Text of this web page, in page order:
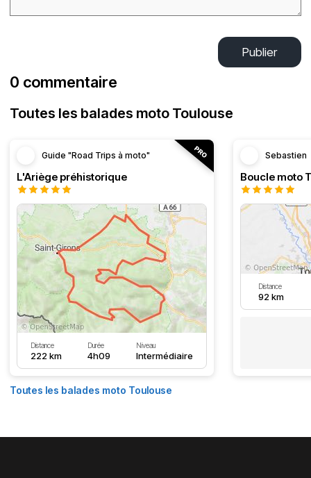
Publier
0 commentaire
Toutes les balades moto Toulouse
Guide "Road Trips à moto"
L'Ariège préhistorique
Distance
222 km
Durée
4h09
Niveau
Intermédiaire
Sebastien
Distance
92 km
Toutes les balades moto Toulouse